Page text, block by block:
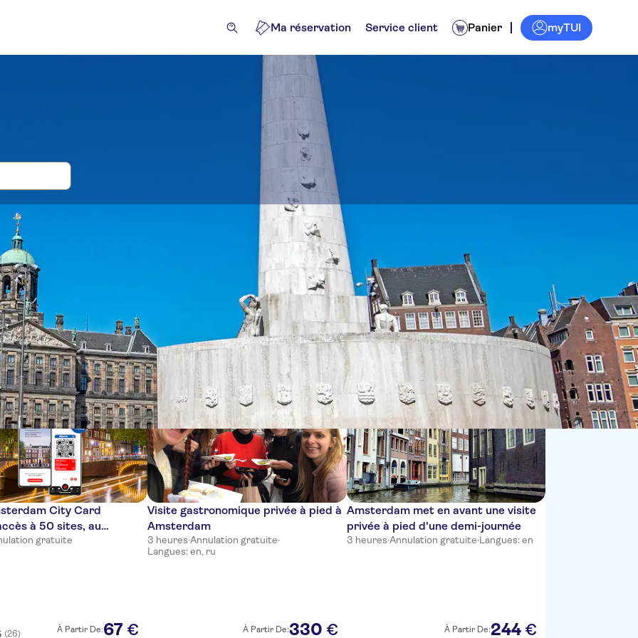
Ma réservation Service client Panier myTUI
billets et tours pour Dam Square
Attractions et visites guidées Transferts
Trier par :
City Card
à 50 sites, au
et aux transports en
gratuite
(26) À Partir De:67 €
Visite gastronomique privée à pied à
Amsterdam
3 heures·Annulation gratuite·
Langues: en, ru
À Partir De:330 €
Amsterdam met en avant une visite
privée à pied d'une demi-journée
3 heures·Annulation gratuite·Langues: en
À Partir De:244 €